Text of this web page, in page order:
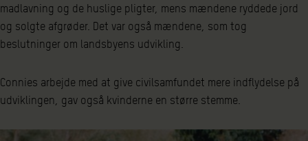
madlavning og de huslige pligter, mens mændene ryddede jord
og solgte afgrøder. Det var også mændene, som tog
beslutninger om landsbyens udvikling.
Connies arbejde med at give civilsamfundet mere indflydelse på
udviklingen, gav også kvinderne en større stemme.